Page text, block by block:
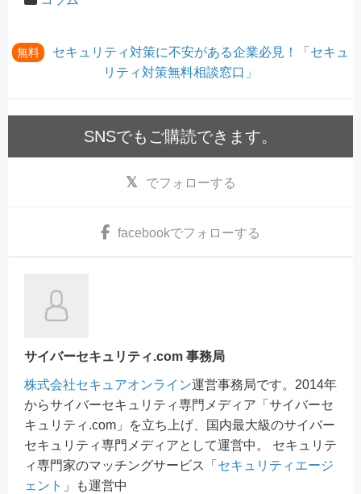
無料
セキュリティ対策に不安がある企業必見！「セキュ
リティ対策無料相談窓口」
SNSでもご購読できます。
でフォローする
facebookでフォローする
サイバーセキュリティ.com 事務局
株式会社セキュアオンライン運営事務局です。2014年
からサイバーセキュリティ専門メディア「サイバーセ
キュリティ.com」を立ち上げ、国内最大級のサイバー
セキュリティ専門メディアとして運営中。 セキュリテ
ィ専門家のマッチングサービス「 セキュリティエージ
ェント 」も運営中